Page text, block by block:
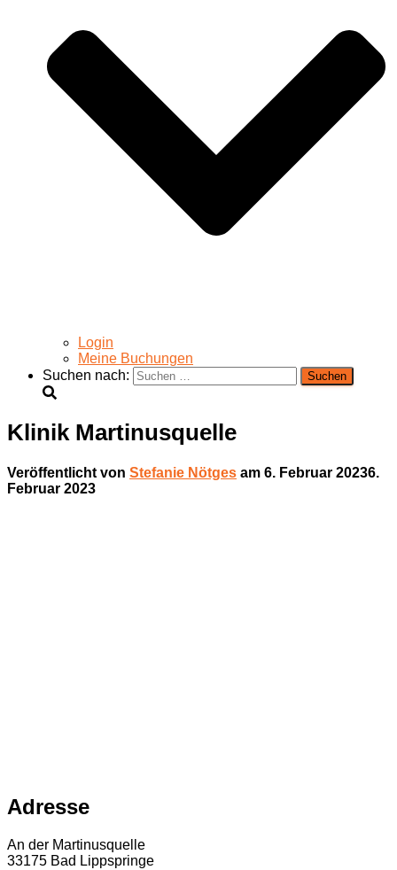
Login
Meine Buchungen
Suchen nach:
Klinik Martinusquelle
Veröffentlicht von Stefanie Nötges am 6. Februar 20236.
Februar 2023
Adresse
An der Martinusquelle
33175 Bad Lippspringe